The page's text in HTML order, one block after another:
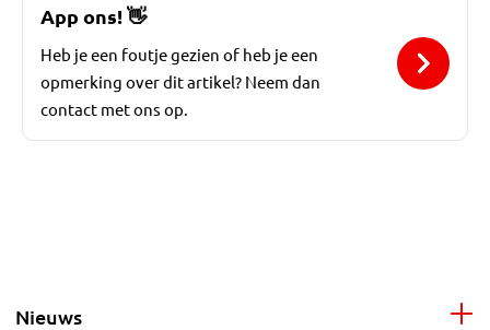
App ons!👋
Heb je een foutje gezien of heb je een
opmerking over dit artikel? Neem dan
contact met ons op.
Nieuws